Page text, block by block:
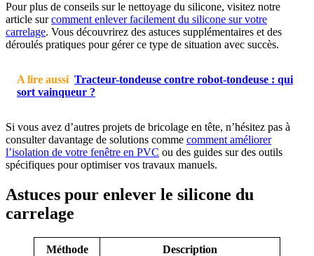
Pour plus de conseils sur le nettoyage du silicone, visitez notre
article surcomment enlever facilement du silicone sur votre
carrelage. Vous découvrirez des astuces supplémentaires et des
déroulés pratiques pour gérer ce type de situation avec succès.
A lire aussi Tracteur-tondeuse contre robot-tondeuse : qui
sort vainqueur ?
Si vous avez d’autres projets de bricolage en tête, n’hésitez pas à
consulter davantage de solutions comme comment améliorer
l’isolation de votre fenêtre en PVC ou des guides sur des outils
spécifiques pour optimiser vos travaux manuels.
Astuces pour enlever le silicone du
carrelage
Méthode Description